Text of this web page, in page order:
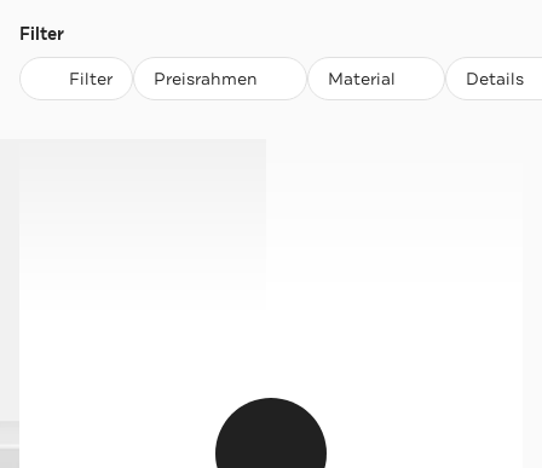
Filter
Filter Preisrahmen Material Details